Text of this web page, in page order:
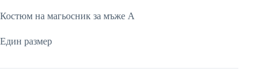
Костюм на магьосник за мъже A
Един размер